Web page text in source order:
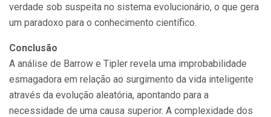
verdade sob suspeita no sistema evolucionário, o que gera
um paradoxo para o conhecimento científico.
Conclusão
A análise de Barrow e Tipler revela uma improbabilidade
esmagadora em relação ao surgimento da vida inteligente
através da evolução aleatória, apontando para a
necessidade de uma causa superior. A complexidade dos